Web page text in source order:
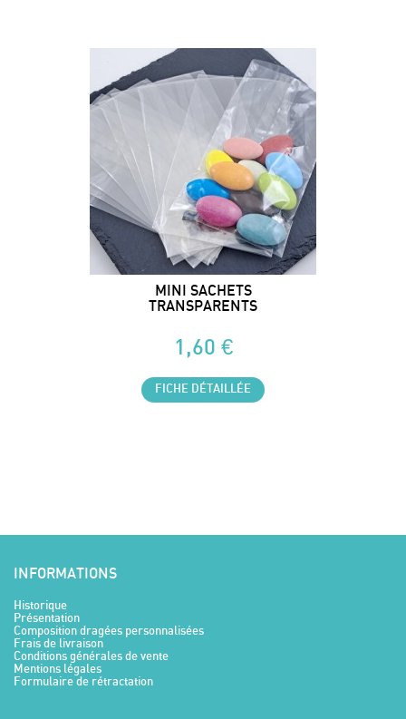
MINI SACHETS
TRANSPARENTS
1,60 €
FICHE DÉTAILLÉE
INFORMATIONS
Historique
Présentation
Composition dragées personnalisées
Frais de livraison
Conditions générales de vente
Mentions légales
Formulaire de rétractation